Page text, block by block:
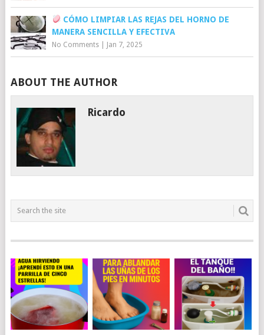
CÓMO LIMPIAR LAS REJAS DEL HORNO DE
MANERA SENCILLA Y EFECTIVA
No Comments| Jan 7, 2025
ABOUT THE AUTHOR
Ricardo